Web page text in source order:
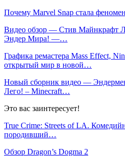
Почему Marvel Snap стала
Видео обзор — Стив Майнкрафт
Эндер Мира! —…
Графика ремастера Mass Effect,
открытый мир в новой…
Новый сборник видео —
Лего! – Minecraft…
Это вас заинтересует!
True Crime: Streets of LA.
породивший…
Обзор Dragon’s Dogma 2